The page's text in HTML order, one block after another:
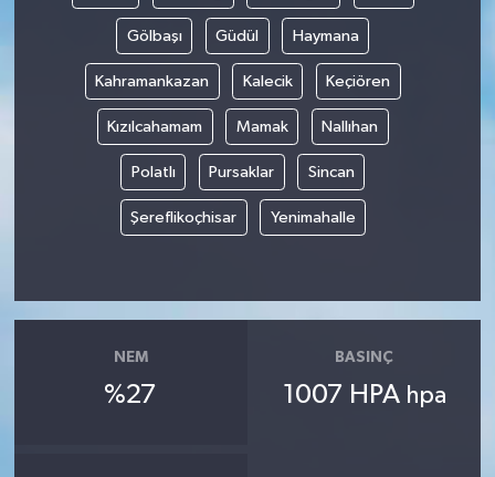
Gölbaşı Güdül Haymana
Kahramankazan Kalecik Keçiören
Kızılcahamam Mamak Nallıhan
Polatlı Pursaklar Sincan
Şereflikoçhisar Yenimahalle
NEM
%27
BASINÇ
1007 HPA hpa